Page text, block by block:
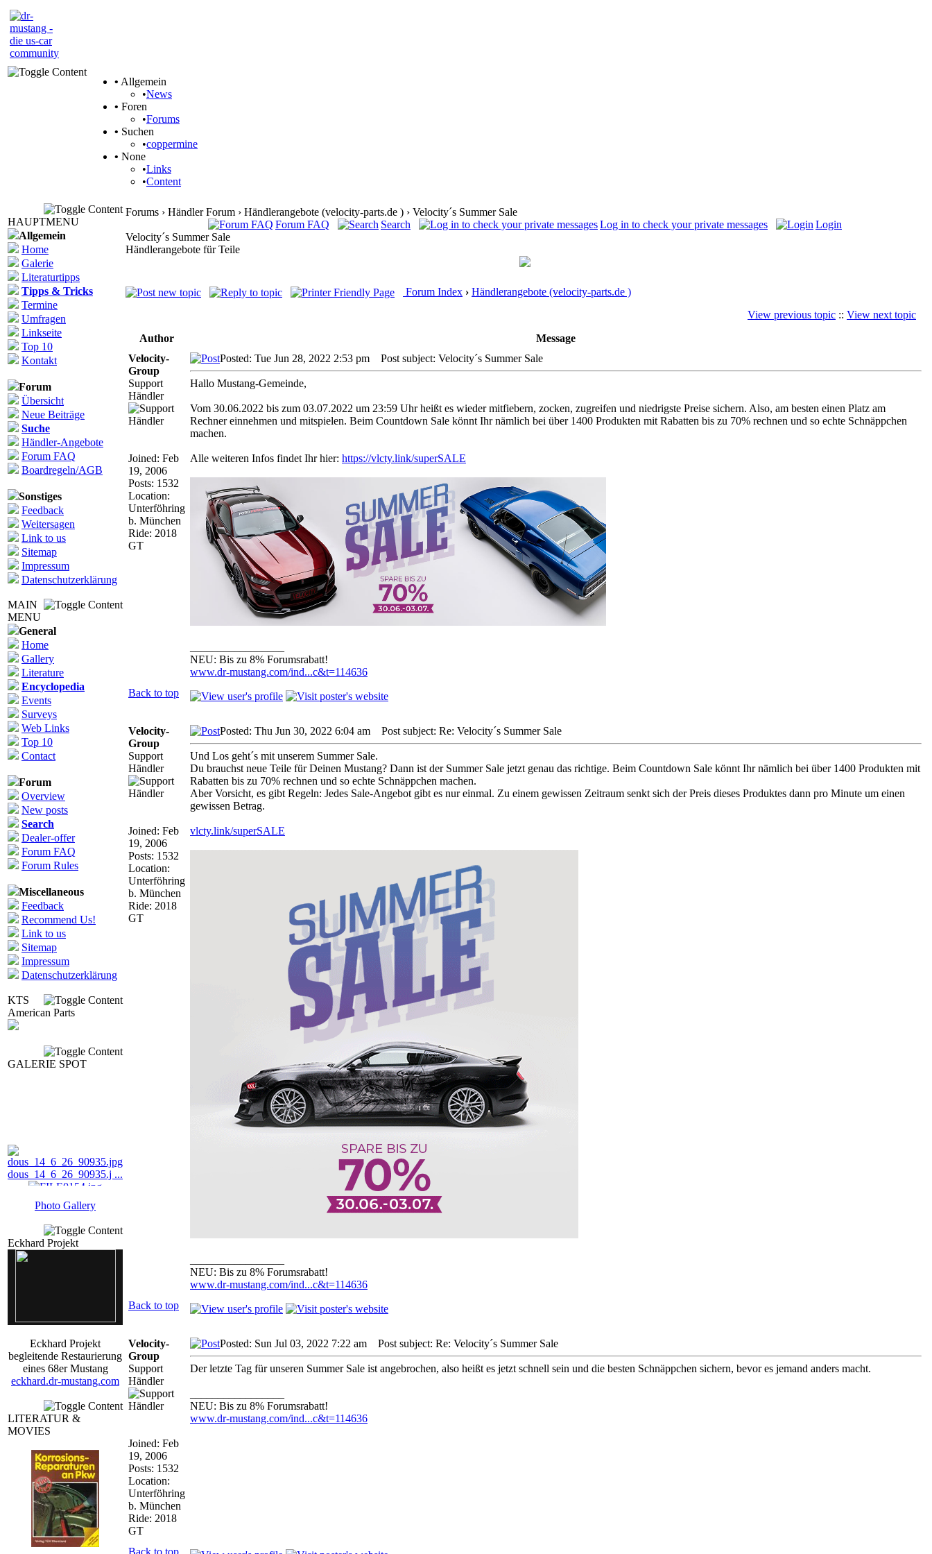
• Allgemein
•News
• Foren
•Forums
• Suchen
•coppermine
• None
•Links
•Content
HAUPTMENU
Allgemein
Home
Galerie
Literaturtipps
Tipps & Tricks
Termine
Umfragen
Linkseite
Top 10
Kontakt
Forum
Übersicht
Neue Beiträge
Suche
Händler-Angebote
Forum FAQ
Boardregeln/AGB
Sonstiges
Feedback
Weitersagen
Link to us
Sitemap
Impressum
Datenschutzerklärung
MAIN
MENU
General
Home
Gallery
Literature
Encyclopedia
Events
Surveys
Web Links
Top 10
Contact
Forum
Overview
New posts
Search
Dealer-offer
Forum FAQ
Forum Rules
Miscellaneous
Feedback
Recommend Us!
Link to us
Sitemap
Impressum
Datenschutzerklärung
KTS
American Parts
GALERIE SPOT
dous_14_6_26_90935.j ...
kverl_R_12_00025.jpg
Photo Gallery
Eckhard Projekt
Eckhard Projekt
begleitende Restaurierung
eines 68er Mustang
eckhard.dr-mustang.com
LITERATUR &
MOVIES
Forums › Händler Forum › Händlerangebote (velocity-parts.de ) › Velocity´s Summer Sale
Forum FAQ
Search Log in to check your private messages
Login
Velocity´s Summer Sale
Händlerangebote für Teile
Forum Index › Händlerangebote (velocity-parts.de )
View previous topic :: View next topic
Author
Message
Velocity-
Group
Support
Händler
Joined: Feb
19, 2006
Posts: 1532
Location:
Unterföhring
b. München
Ride: 2018
GT
Posted: Tue Jun 28, 2022 2:53 pm Post subject: Velocity´s Summer Sale
Hallo Mustang-Gemeinde,
Vom 30.06.2022 bis zum 03.07.2022 um 23:59 Uhr heißt es wieder mitfiebern, zocken, zugreifen und niedrigste Preise sichern. Also, am besten einen Platz am
Rechner einnehmen und mitspielen. Beim Countdown Sale könnt Ihr nämlich bei über 1400 Produkten mit Rabatten bis zu 70% rechnen und so echte Schnäppchen
machen.
Alle weiteren Infos findet Ihr hier: https://vlcty.link/superSALE
NEU: Bis zu 8% Forumsrabatt!
www.dr-mustang.com/ind...c&t=114636
Back to top
Velocity-
Group
Support
Händler
Joined: Feb
19, 2006
Posts: 1532
Location:
Unterföhring
b. München
Ride: 2018
GT
Posted: Thu Jun 30, 2022 6:04 am Post subject: Re: Velocity´s Summer Sale
Und Los geht´s mit unserem Summer Sale.
Du brauchst neue Teile für Deinen Mustang? Dann ist der Summer Sale jetzt genau das richtige. Beim Countdown Sale könnt Ihr nämlich bei über 1400 Produkten mit
Rabatten bis zu 70% rechnen und so echte Schnäppchen machen.
Aber Vorsicht, es gibt Regeln: Jedes Sale-Angebot gibt es nur einmal. Zu einem gewissen Zeitraum senkt sich der Preis dieses Produktes dann pro Minute um einen
gewissen Betrag.
vlcty.link/superSALE
NEU: Bis zu 8% Forumsrabatt!
www.dr-mustang.com/ind...c&t=114636
Back to top
Velocity-
Group
Support
Händler
Joined: Feb
19, 2006
Posts: 1532
Location:
Unterföhring
b. München
Ride: 2018
GT
Posted: Sun Jul 03, 2022 7:22 am Post subject: Re: Velocity´s Summer Sale
Der letzte Tag für unseren Summer Sale ist angebrochen, also heißt es jetzt schnell sein und die besten Schnäppchen sichern, bevor es jemand anders macht.
NEU: Bis zu 8% Forumsrabatt!
www.dr-mustang.com/ind...c&t=114636